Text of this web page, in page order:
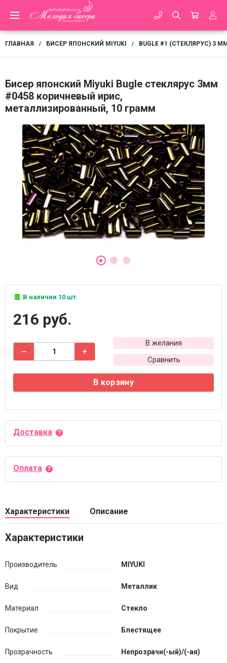
ГЛАВНАЯ / БИСЕР ЯПОНСКИЙ MIYUKI / BUGLE #1 (СТЕКЛЯРУС) 3
Бисер японский Miyuki Bugle стеклярус 3мм
#0458 коричневый ирис,
металлизированный, 10 грамм
В наличии 10 шт.
216 руб.
В желания
Сравнить
В корзину
Доставка
Оплата
Характеристики Описание
Характеристики
Производитель MIYUKI
Вид Металлик
Материал Стекло
Покрытие Блестящее
Прозрачность Непрозрачн(-ый)/(-ая)